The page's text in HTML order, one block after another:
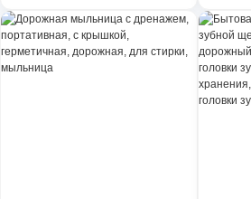
для цифровых зарядных
устройств, управление
кабелями, защита,
визуальная,
для